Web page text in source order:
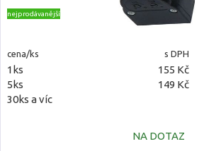
nejprodávanější
cena/ks s DPH
1ks 155 Kč
5ks
149 Kč
30ks a víc
NA DOTAZ